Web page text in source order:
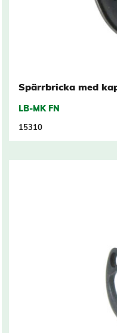
Spärrbricka med
LB-MK FN
15310